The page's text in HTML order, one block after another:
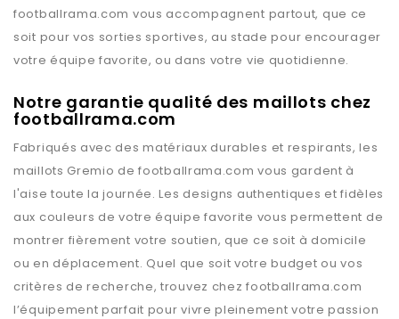
footballrama.com vous accompagnent partout, que ce
soit pour vos sorties sportives, au stade pour encourager
votre équipe favorite, ou dans votre vie quotidienne.
Notre garantie qualité des maillots chez
footballrama.com
Fabriqués avec des matériaux durables et respirants, les
maillots Gremio defootballrama.com vous gardent à
l'aise toute la journée. Les designs authentiques et fidèles
aux couleurs de votre équipe favorite vous permettent de
montrer fièrement votre soutien, que ce soit à domicile
ou en déplacement. Quel que soit votre budget ou vos
critères de recherche, trouvez chezfootballrama.com
l’équipement parfait pour vivre pleinement votre passion